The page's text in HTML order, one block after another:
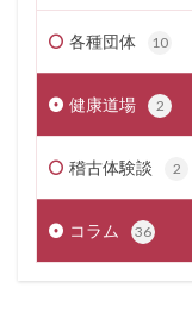
各種団体 10
健康道場 2
稽古体験談 2
コラム 36